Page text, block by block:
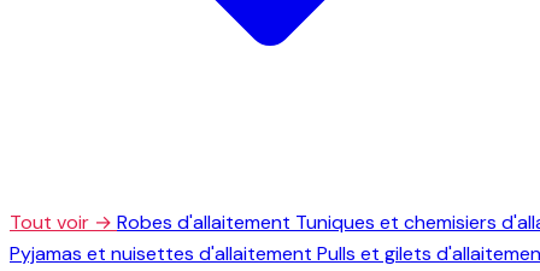
Tout voir → Robes d'allaitement Tuniques et chemisiers
Pyjamas et nuisettes d'allaitement Pulls et gilets